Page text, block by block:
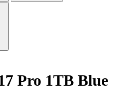
Pro 1TB Blue